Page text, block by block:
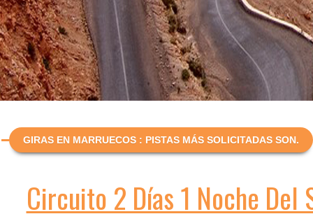
GIRAS EN MARRUECOS : PISTAS MÁS SOLICITADAS SON.
Circuito 2 Días 1 Noche Del